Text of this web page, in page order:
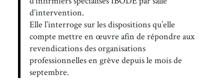
d’intervention.
Elle l’interroge sur les dispositions qu’elle
compte mettre en œuvre afin de répondre aux
revendications des organisations
professionnelles en grève depuis le mois de
septembre.